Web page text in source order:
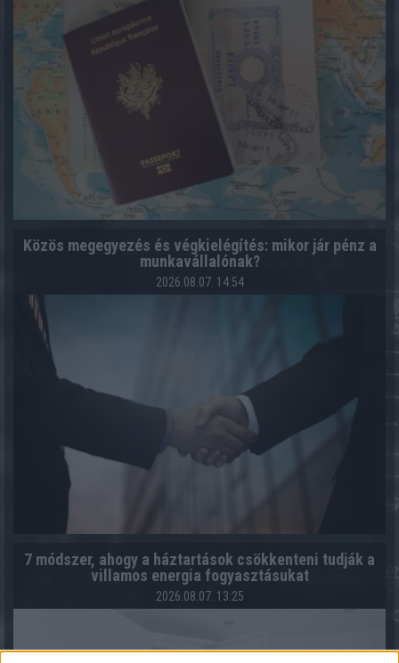
Közös megegyezés és végkielégítés: mikor jár pénz a
munkavállalónak?
2026.08.07. 14:54
7 módszer, ahogy a háztartások csökkenteni tudják a
villamos energia fogyasztásukat
2026.08.07. 13:25